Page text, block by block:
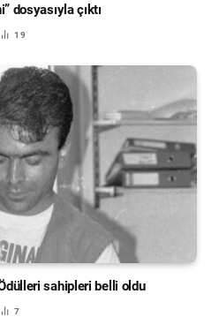
dosyasıyla çıktı
19
sahipleri belli oldu
7